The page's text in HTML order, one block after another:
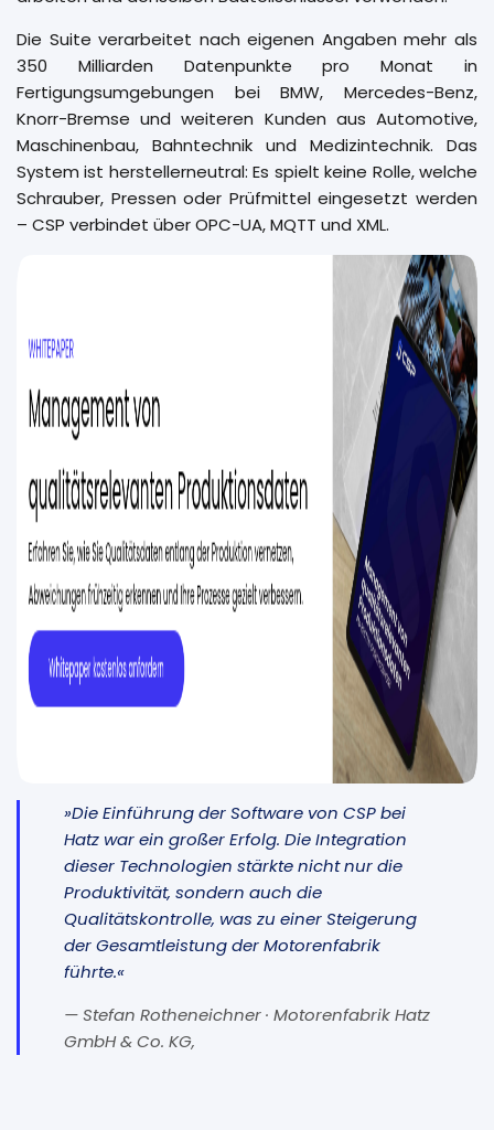
Die Suite verarbeitet nach eigenen Angaben mehr als
350 Milliarden Datenpunkte pro Monat in
Fertigungsumgebungen bei BMW, Mercedes-Benz,
Knorr-Bremse und weiteren Kunden aus Automotive,
Maschinenbau, Bahntechnik und Medizintechnik. Das
System ist herstellerneutral: Es spielt keine Rolle, welche
Schrauber, Pressen oder Prüfmittel eingesetzt werden
– CSP verbindet über OPC-UA, MQTT und XML.
»Die Einführung der Software von CSP bei
Hatz war ein großer Erfolg. Die Integration
dieser Technologien stärkte nicht nur die
Produktivität, sondern auch die
Qualitätskontrolle, was zu einer Steigerung
der Gesamtleistung der Motorenfabrik
führte.«
— Stefan Rotheneichner · Motorenfabrik Hatz
GmbH & Co. KG,